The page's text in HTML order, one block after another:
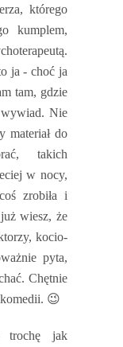
którego
kumplem,
ja - choć ja
tam, gdzie
Nie
materiał do
takich
w nocy,
zrobiła i
wiesz, że
kocio-
pyta,
Chętnie
😉
trochę jak